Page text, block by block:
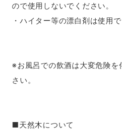
ので使用しないでください。
・ハイター等の漂白剤は使用で
※お風呂での飲酒は大変危険を
さい。
■天然木について